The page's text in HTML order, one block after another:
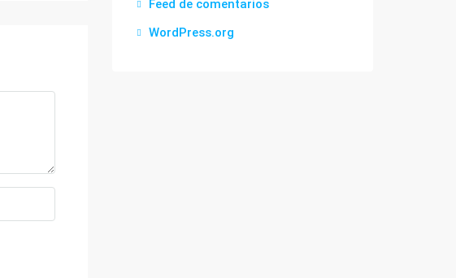
Feed de comentarios
WordPress.org